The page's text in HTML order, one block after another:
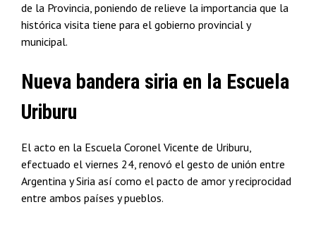
de la Provincia, poniendo de relieve la importancia que la
histórica visita tiene para el gobierno provincial y
municipal.
Nueva bandera siria en la Escuela
Uriburu
El acto en la Escuela Coronel Vicente de Uriburu,
efectuado el viernes 24, renovó el gesto de unión entre
Argentina y Siria así como el pacto de amor y reciprocidad
entre ambos países y pueblos.